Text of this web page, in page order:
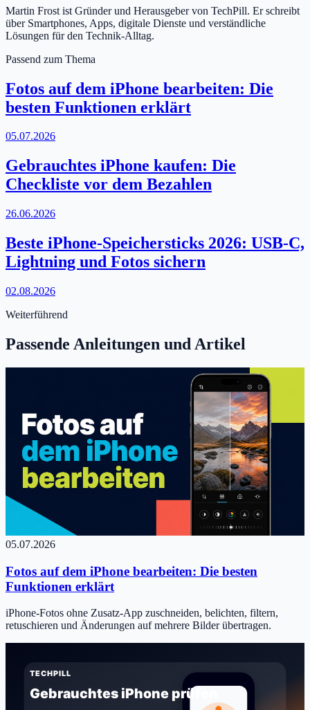
Martin Frost ist Gründer und Herausgeber von TechPill. Er schreibt
über Smartphones, Apps, digitale Dienste und verständliche
Lösungen für den Technik-Alltag.
Passend zum Thema
Fotos auf dem iPhone bearbeiten: Die
besten Funktionen erklärt
05.07.2026
Gebrauchtes iPhone kaufen: Die
Checkliste vor dem Bezahlen
26.06.2026
Beste iPhone-Speichersticks 2026: USB-C,
Lightning und Fotos sichern
02.08.2026
Weiterführend
Passende Anleitungen und Artikel
05.07.2026
Fotos auf dem iPhone bearbeiten: Die besten
Funktionen erklärt
iPhone-Fotos ohne Zusatz-App zuschneiden, belichten, filtern,
retuschieren und Änderungen auf mehrere Bilder übertragen.